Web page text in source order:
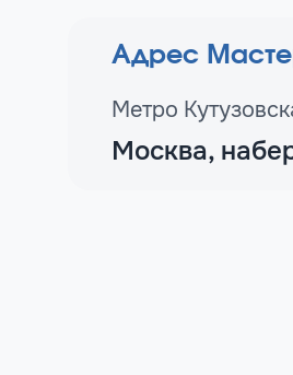
Адрес
Метро
Москва,